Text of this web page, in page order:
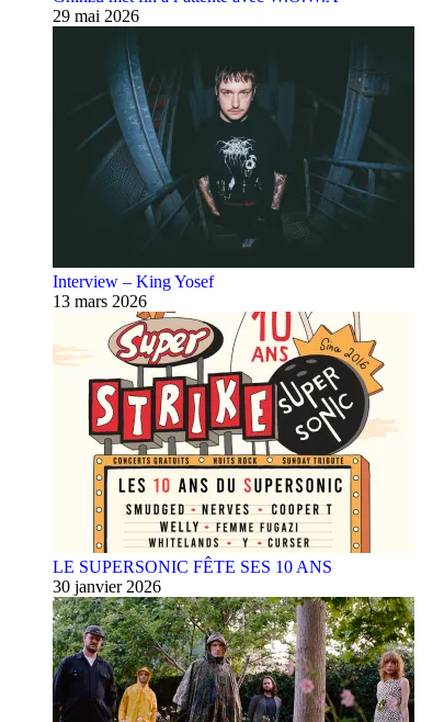
29 mai 2026
Interview – King Yosef
13 mars 2026
LE SUPERSONIC FÊTE SES 10 ANS
30 janvier 2026